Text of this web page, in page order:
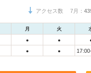
アクセス数 7月：
月 火
● ●
● ●